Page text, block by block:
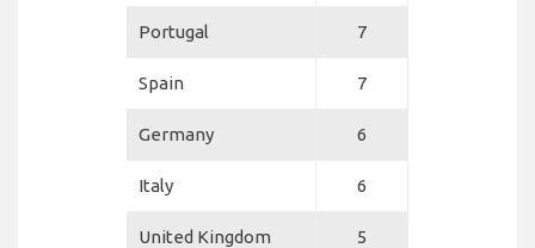
Portugal 7
Spain 7
Germany 6
Italy 6
United Kingdom 5